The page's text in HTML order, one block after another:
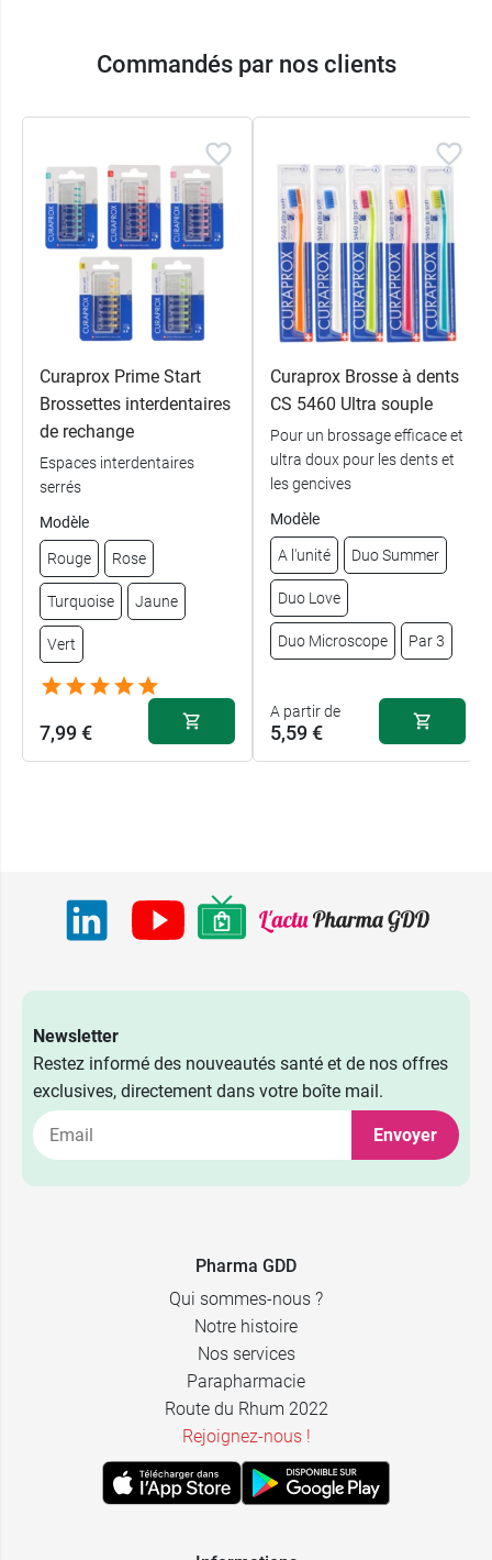
Commandés par nos clients
Curaprox Prime Start
Brossettes interdentaires
de rechange
Espaces interdentaires
serrés
Modèle
Rouge Rose
Turquoise Jaune
Vert
7,99 €
Rouge 7,99 €
Rose
Curaprox Brosse à dents
CS 5460 Ultra souple
Pour un brossage efficace et
ultra doux pour les dents et
les gencives
Modèle
A l'unité Duo Summer
Duo Love
Duo Microscope Par 3
A partir de
5,59 €
A l'unité 5,59 €
9,99 €
Microscope
Par 3
Newsletter
Restez informé des nouveautés santé et de nos offres
exclusives, directement dans votre boîte mail.
Envoyer
Pharma GDD
Qui sommes-nous ?
Notre histoire
Nos services
Parapharmacie
Route du Rhum 2022
Rejoignez-nous !